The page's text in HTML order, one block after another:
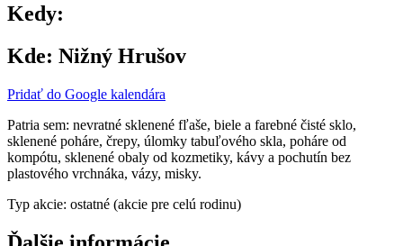
Kedy:
Kde: Nižný Hrušov
Pridať do Google kalendára
Patria sem: nevratné sklenené fľaše, biele a farebné čisté sklo,
sklenené poháre, črepy, úlomky tabuľového skla, poháre od
kompótu, sklenené obaly od kozmetiky, kávy a pochutín bez
plastového vrchnáka, vázy, misky.
Typ akcie: ostatné (akcie pre celú rodinu)